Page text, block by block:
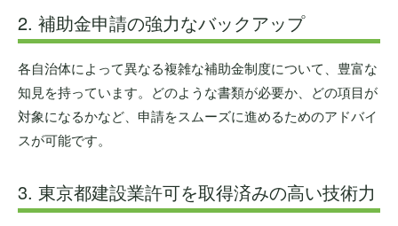
2. 補助金申請の強力なバックアップ
各自治体によって異なる複雑な補助金制度について、豊富な
知見を持っています。どのような書類が必要か、どの項目が
対象になるかなど、申請をスムーズに進めるためのアドバイ
スが可能です。
3. 東京都建設業許可を取得済みの高い技術力